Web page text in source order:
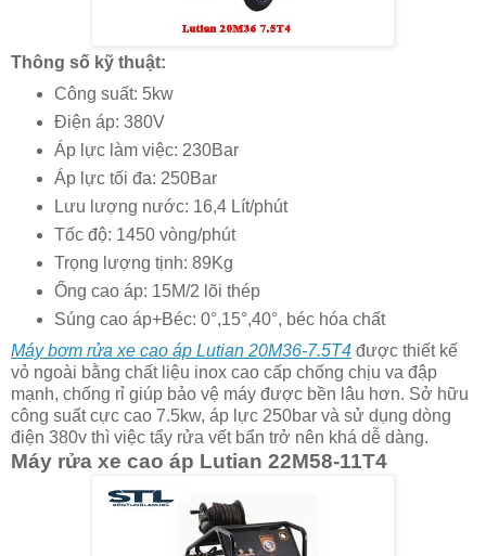
Thông số kỹ thuật:
Công suất: 5kw
Điện áp: 380V
Áp lực làm việc: 230Bar
Áp lực tối đa: 250Bar
Lưu lượng nước: 16,4 Lít/phút
Tốc độ: 1450 vòng/phút
Trọng lượng tịnh: 89Kg
Ống cao áp: 15M/2 lõi thép
Súng cao áp+Béc: 0°,15°,40°, béc hóa chất
Máy bơm rửa xe cao áp Lutian 20M36-7.5T4 được thiết kế
vỏ ngoài bằng chất liệu inox cao cấp chống chịu va đập
mạnh, chống rỉ giúp bảo vệ máy được bền lâu hơn. Sở hữu
công suất cực cao 7.5kw, áp lực 250bar và sử dụng dòng
điện 380v thì việc tẩy rửa vết bẩn trở nên khá dễ dàng.
Máy rửa xe cao áp Lutian 22M58-11T4